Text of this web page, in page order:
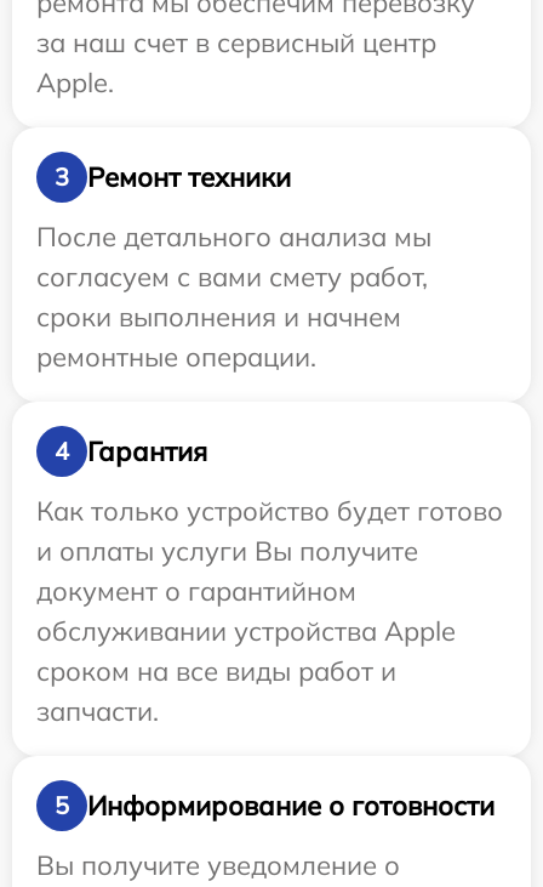
за наш счет в сервисный центр
Apple.
3
Ремонт техники
После детального анализа мы
согласуем с вами смету работ,
сроки выполнения и начнем
ремонтные операции.
4
Гарантия
Как только устройство будет готово
и оплаты услуги Вы получите
документ о гарантийном
обслуживании устройства Apple
сроком на все виды работ и
запчасти.
5
Информирование о готовности
Вы получите уведомление о